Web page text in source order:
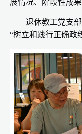
展情况、阶段性成
退休教工党支
“树立和践行正确政